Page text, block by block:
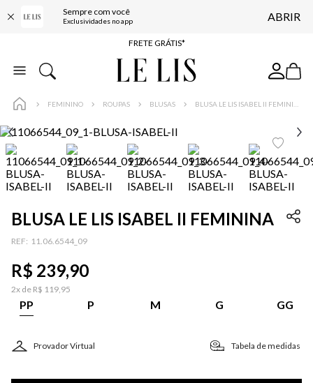
Sempre com você
Exclusividades no app ABRIR
ENTREGA EXPRESSA*
FRETE GRÁTIS*
BAIXE O APP
FEMININO ROUPAS BLUSAS
BLUSA LE LIS ISABEL II FEMININA
: 11.06.6544_09
R$ 239,90
2x de R$ 119,95
PP P M G GG
Provador Virtual Tabela de medidas